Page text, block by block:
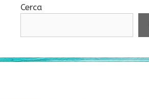
Cerca